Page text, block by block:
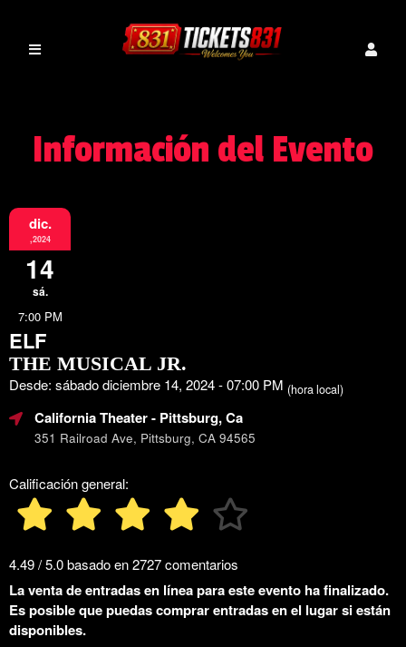
Información del Evento
dic.
,2024
14
sá.
7:00 PM
ELF
THE MUSICAL JR.
Desde: sábado diciembre 14, 2024 - 07:00 PM (hora local)
California Theater- Pittsburg, Ca
351 Railroad Ave, Pittsburg, CA 94565
Calificación general:
4.49 / 5.0 basado en 2727 comentarios
La venta de entradas en línea para este evento ha finalizado.
Es posible que puedas comprar entradas en el lugar si están
disponibles.